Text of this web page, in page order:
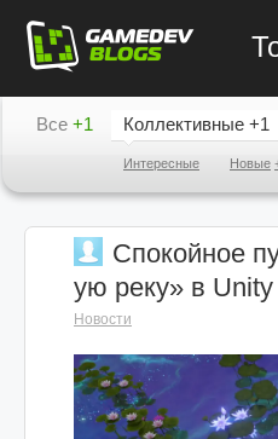
Все +1 Коллективные +1
Интересные Новые
Спокойное
ую реку» в
Новости